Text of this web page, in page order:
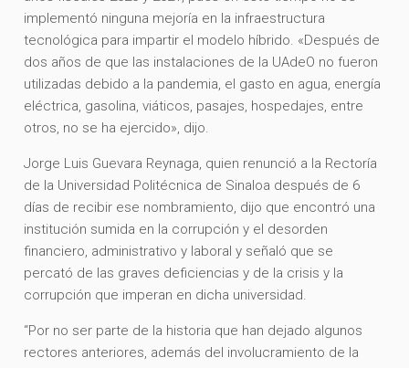
implementó ninguna mejoría en la infraestructura
tecnológica para impartir el modelo híbrido. «Después de
dos años de que las instalaciones de la UAdeO no fueron
utilizadas debido a la pandemia, el gasto en agua, energía
eléctrica, gasolina, viáticos, pasajes, hospedajes, entre
otros, no se ha ejercido», dijo.
Jorge Luis Guevara Reynaga, quien renunció a la Rectoría
de la Universidad Politécnica de Sinaloa después de 6
días de recibir ese nombramiento, dijo que encontró una
institución sumida en la corrupción y el desorden
financiero, administrativo y laboral y señaló que se
percató de las graves deficiencias y de la crisis y la
corrupción que imperan en dicha universidad.
“Por no ser parte de la historia que han dejado algunos
rectores anteriores, además del involucramiento de la